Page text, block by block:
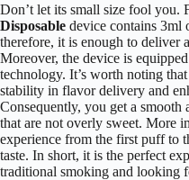
Don’t let its small size fool you.
Disposable device contains 3ml
therefore, it is enough to deliver
Moreover, the device is
technology. It’s worth noting
stability in flavor delivery and
Consequently, you get a
that are not overly sweet. More
experience from the first puff to
taste. In short, it is the perfect
traditional smoking and looking